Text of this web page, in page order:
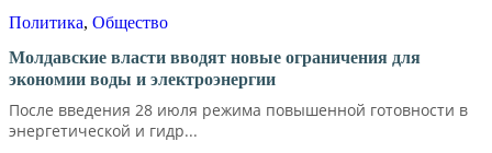
Политика, Общество
Молдавские власти вводят новые ограничения для
экономии воды и электроэнергии
После введения 28 июля режима повышенной готовности в
энергетической и гидр...